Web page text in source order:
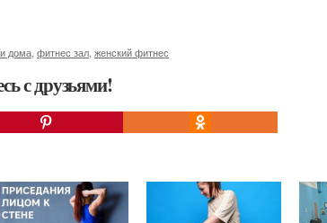
дома фитнес зал женский фитнес
с друзьями!